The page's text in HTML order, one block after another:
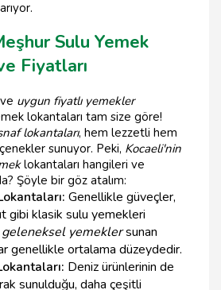
Sulu Yemek
Fiyatları
uygun fiyatlı yemekler
lokantaları tam size göre!
lokantaları, hem lezzetli hem
sunuyor. Peki, Kocaeli'nin
lokantaları hangileri ve
Şöyle bir göz atalım:
Genellikle güveçler,
gibi klasik sulu yemekleri
geleneksel yemeklersunan
genellikle ortalama düzeydedir.
Deniz ürünlerinin de
sunulduğu, daha çeşitli